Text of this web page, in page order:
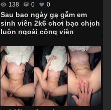
138 0 0
Sau bao ngày gạ gẫm em
sinh viên 2k6 chơi bạo chịch
luôn ngoài công viên